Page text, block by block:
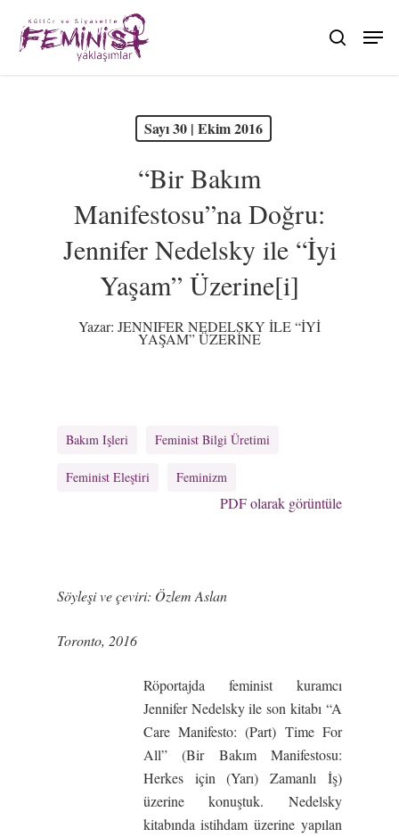
main
search
Sayı 30 | Ekim 2016
“Bir Bakım
Manifestosu”na Doğru:
Jennifer Nedelsky ile “İyi
Yaşam” Üzerine[i]
Yazar: JENNIFER NEDELSKY İLE “İYİ
YAŞAM” ÜZERİNE
Bakım Işleri Feminist Bilgi Üretimi
Feminist Eleştiri Feminizm
PDF olarak görüntüle
Söyleşi ve çeviri: Özlem Aslan
Toronto, 2016
Röportajda feminist kuramcı
Jennifer Nedelsky ile son kitabı “A
Care Manifesto: (Part) Time For
All” (Bir Bakım Manifestosu:
Herkes için (Yarı) Zamanlı İş)
üzerine konuştuk. Nedelsky
kitabında istihdam üzerine yapılan